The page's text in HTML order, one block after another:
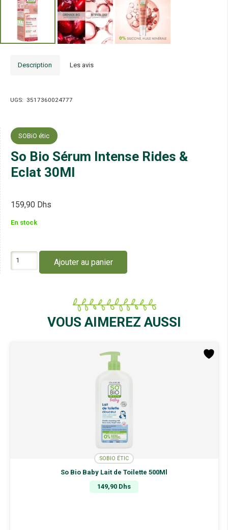
Description Les avis
UGS: 3517360024777
SOBiO étic
So Bio Sérum Intense Rides &
Eclat 30Ml
159,90 Dhs
En stock
Ajouter au panier
VOUS AIMEREZ AUSSI
SOBIO ÉTIC
So Bio Baby Lait de Toilette 500Ml
149,90 Dhs